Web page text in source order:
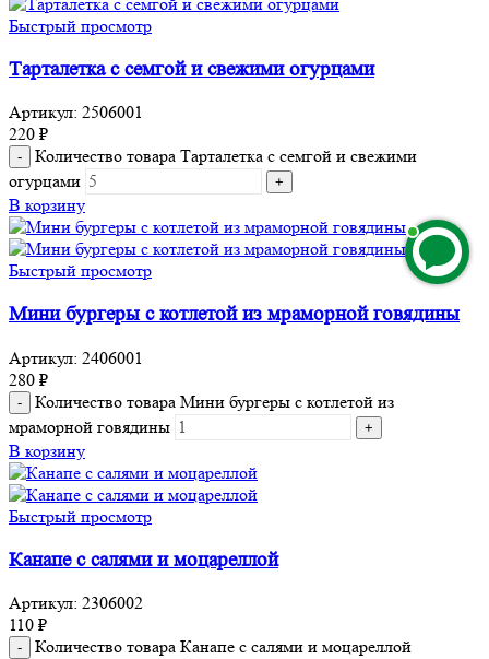
Быстрый просмотр
Тарталетка с семгой и свежими огурцами
Артикул: 2506001
220 ₽
Количество товара Тарталетка с семгой и свежими
огурцами
В корзину
Быстрый просмотр
Мини бургеры с котлетой из мраморной говядины
Артикул: 2406001
280 ₽
Количество товара Мини бургеры с котлетой из
мраморной говядины
В корзину
Быстрый просмотр
Канапе с салями и моцареллой
Артикул: 2306002
110 ₽
Количество товара Канапе с салями и моцареллой